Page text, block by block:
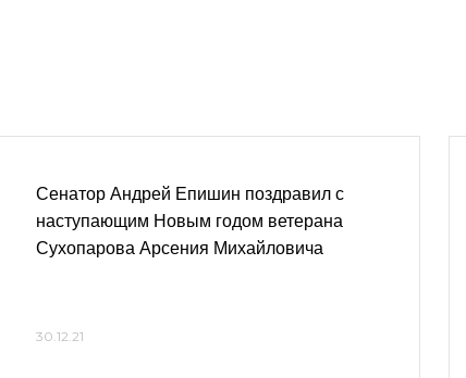
Сенатор Андрей Епишин поздравил с
наступающим Новым годом ветерана
Сухопарова Арсения Михайловича
30.12.21